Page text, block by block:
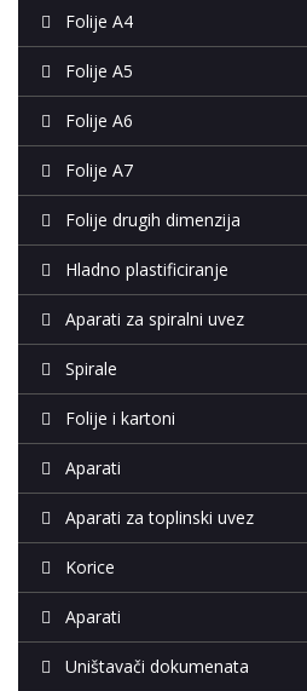
Folije A4
Folije A5
Folije A6
Folije A7
Folije drugih dimenzija
Hladno plastificiranje
Aparati za spiralni uvez
Spirale
Folije i kartoni
Aparati
Aparati za toplinski uvez
Korice
Aparati
Uništavači dokumenata